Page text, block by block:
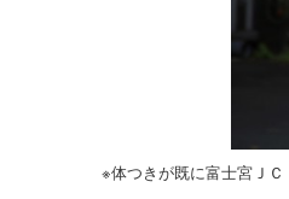
※体つきが既に富士宮Ｊ